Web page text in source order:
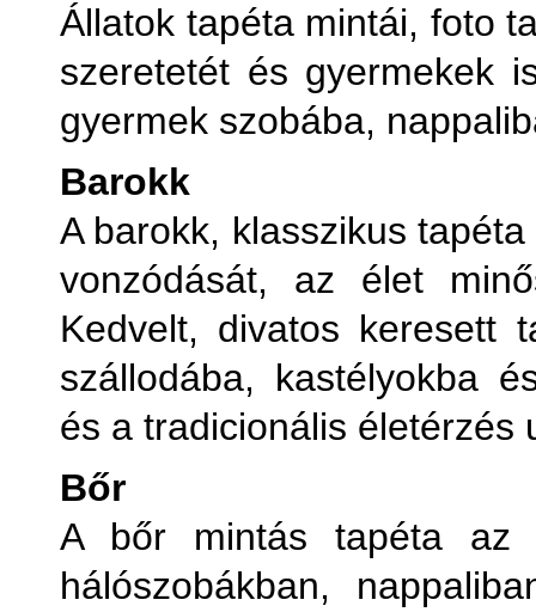
Állatok tapéta mintái, foto
szeretetét és gyermekek
gyermek szobába,
Barokk
A barokk, klasszikus
vonzódását, az élet
Kedvelt, divatos keresett
szállodába, kastélyokba
és a tradicionális életérzés
Bőr
A bőr mintás tapéta az
hálószobákban,